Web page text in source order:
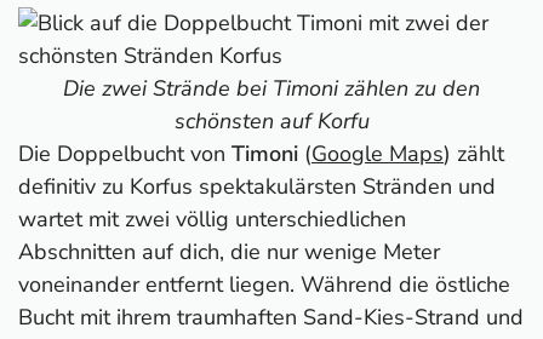
Die zwei Strände bei Timoni zählen zu den
schönsten auf Korfu
Die Doppelbucht von Timoni (Google Maps) zählt
definitiv zu Korfus spektakulärsten Stränden und
wartet mit zwei völlig unterschiedlichen
Abschnitten auf dich, die nur wenige Meter
voneinander entfernt liegen. Während die östliche
Bucht mit ihrem traumhaften Sand-Kies-Strand und